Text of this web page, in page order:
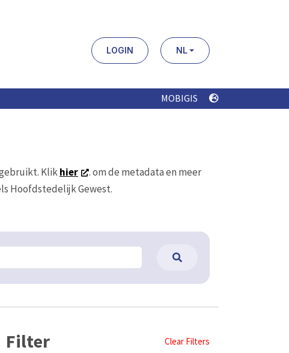
LOGIN NL
MOBIGIS
Klikhier
. om de metadata en meer
Hoofdstedelijk Gewest.
Filter Clear Filters